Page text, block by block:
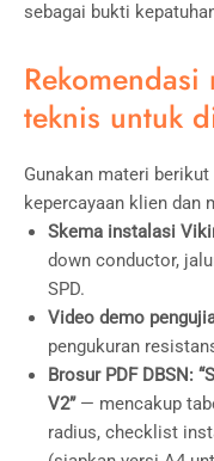
sebagai bukti
teknis untuk
Gunakan materi
kepercayaan klien dan
Skema instalasi
down conductor,
SPD.
Video demo
pengukuran
Brosur PDF DBSN:
V2”— mencakup
radius, checklist